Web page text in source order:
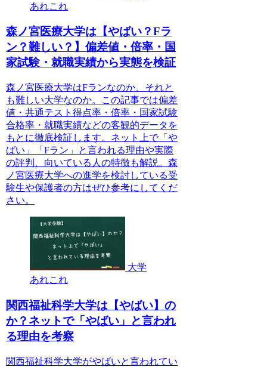
あれこれ
森ノ宮医療大学は【やばい？Fラ
ン？難しい？】偏差値・倍率・国
家試験・就職実績から実態を検証
森ノ宮医療大学はFランなのか、それと
も難しい大学なのか。この記事では偏差
値・共通テスト得点率・倍率・国家試験
合格率・就職実績などの客観的データを
もとに徹底検証します。ネット上で「や
ばい」「Fラン」と言われる理由や実際
の評判、向いている人の特徴も解説。森
ノ宮医療大学への進学を検討している受
験生や保護者の方はぜひ参考にしてくだ
さい。
大学
あれこれ
関西福祉科学大学は【やばい】の
か？ネットで「やばい」と言われ
る理由を考察
関西福祉科学大学がやばいと言われてい